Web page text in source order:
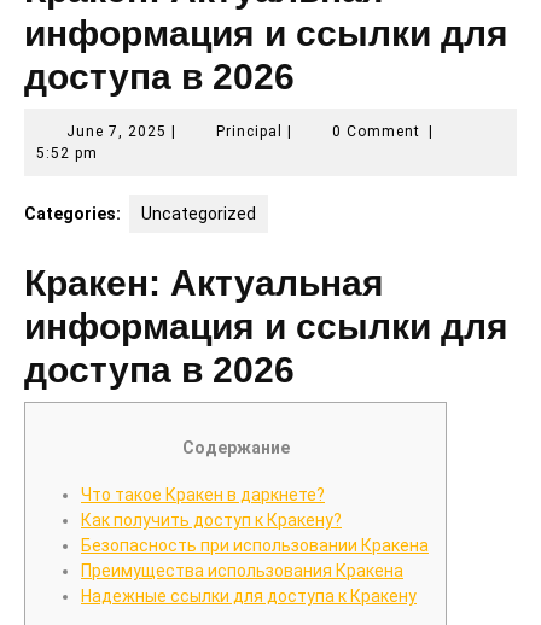
информация и ссылки для
доступа в 2026
June 7, 2025 June
Principal Principal0 Comment
5:52 pm
Categories: Uncategorized
Кракен: Актуальная
информация и ссылки для
доступа в 2026
Содержание
Что такое Кракен в даркнете?
Как получить доступ к Кракену?
Безопасность при использовании Кракена
Преимущества использования Кракена
Надежные ссылки для доступа к Кракену